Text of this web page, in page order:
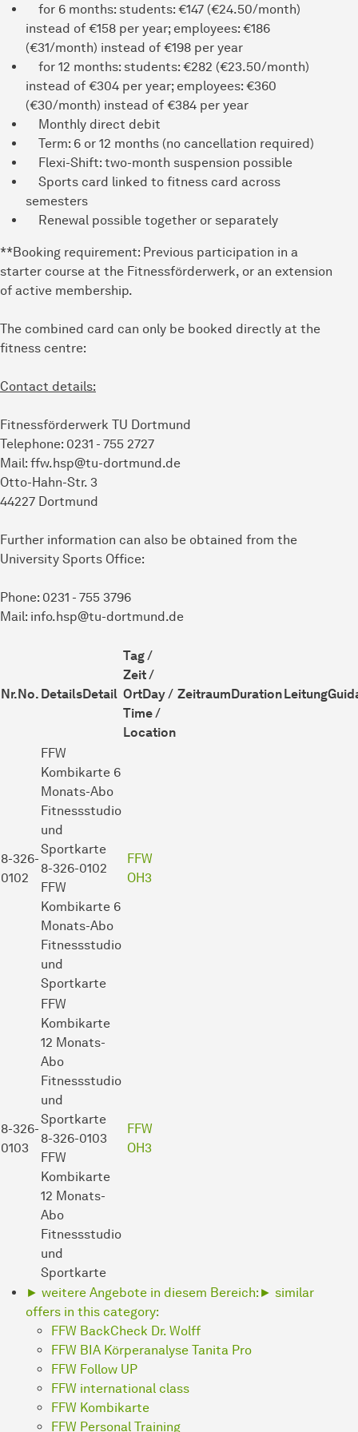
for 6 months: students: €147 (€24.50/month)
instead of €158 per year; employees: €186
(€31/month) instead of €198 per year
for 12 months: students: €282 (€23.50/month)
instead of €304 per year; employees: €360
(€30/month) instead of €384 per year
Monthly direct debit
Term: 6 or 12 months (no cancellation required)
Flexi-Shift: two-month suspension possible
Sports card linked to fitness card across
semesters
Renewal possible together or separately
**Booking requirement: Previous participation in a
starter course at the Fitnessförderwerk, or an extension
of active membership.
The combined card can only be booked directly at the
fitness centre:
Contact details:
Fitnessförderwerk TU Dortmund
Telephone: 0231 - 755 2727
Mail: ffw.hsp@tu-dortmund.de
Otto-Hahn-Str. 3
44227 Dortmund
Further information can also be obtained from the
University Sports Office:
Phone: 0231 - 755 3796
Mail: info.hsp@tu-dortmund.de
Nr.No. DetailsDetail
Tag /
Zeit /
OrtDay /
Time /
Location
ZeitraumDurationLeitung
8-326-
0102
FFW
Kombikarte 6
Monats-Abo
Fitnessstudio
und
Sportkarte
8-326-0102
FFW
Kombikarte 6
Monats-Abo
Fitnessstudio
und
Sportkarte
FFW
OH3
8-326-
0103
FFW
Kombikarte
12 Monats-
Abo
Fitnessstudio
und
Sportkarte
8-326-0103
FFW
Kombikarte
12 Monats-
Abo
Fitnessstudio
und
Sportkarte
FFW
OH3
► weitere Angebote in diesem Bereich: ► similar
offers in this category:
FFW BackCheck Dr. Wolff
FFW BIA Körperanalyse Tanita Pro
FFW Follow UP
FFW international class
FFW Kombikarte
FFW Personal Training